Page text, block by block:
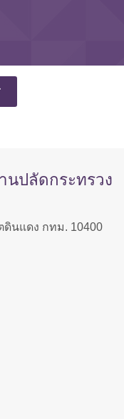
นปลัดกระทรวง
นแดง กทม. 10400